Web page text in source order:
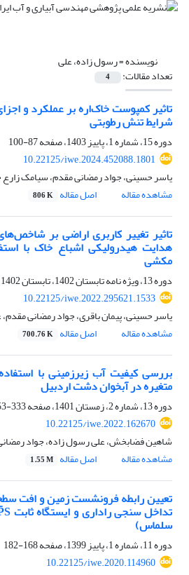
نویسنده =رسول زاده، علی
تعداد مقالات: 4
تاثیر ‌کمپوست خاک‌اره بر عملکرد و
شرایط تنش رطوبتی
دوره 15، شماره 1، پاییز 1403، صفحه
87-100
10.22125/iwe.2024.452088.1801
یاسر حسینی، جواد رمضانی مقدم، سیامک
مشاهده مقاله
اصل مقاله 806 K
تاثیر تغییر کاربری اراضی بر
هدایت هیدرولیکی اشباع خاک با
مکشی
دوره 13، ویژه نامه تابستان 1402، تابستان 1402، صفحه
10.22125/iwe.2022.295621.1533
یاسر حسینی، پیمان باقری، جواد رمضانی
مشاهده مقاله
اصل مقاله 700.76 K
بررسی کیفیت آب زیرزمینی با
متغیره در آبخوان دشت اردبیل
دوره 13، شماره 2، زمستان 1401، صفحه
333-353
10.22125/iwe.2022.162670
شاهین فضابخش، علی رسول زاده، جواد
مشاهده مقاله
اصل مقاله 1.55 M
تعیین رابطه فرونشست زمین و افت
سلماس)
دوره 11، شماره 1، پاییز 1399، صفحه
168-182
10.22125/iwe.2020.114960